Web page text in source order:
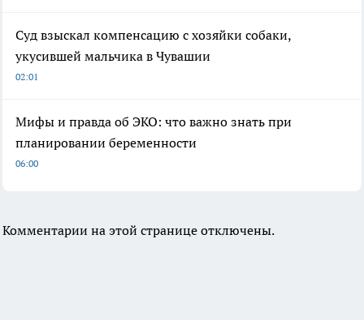
Суд взыскал компенсацию с хозяйки собаки,
укусившей мальчика в Чувашии
02:01
Мифы и правда об ЭКО: что важно знать при
планировании беременности
06:00
Комментарии на этой странице отключены.